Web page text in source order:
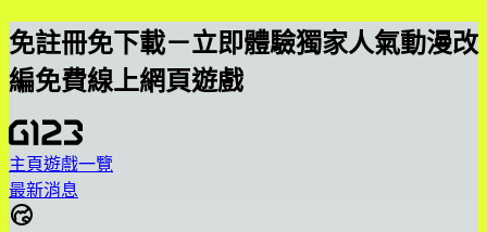
免註冊免下載－立即體驗獨家人氣動漫改
編免費線上網頁遊戲
主頁遊戲一覽
最新消息